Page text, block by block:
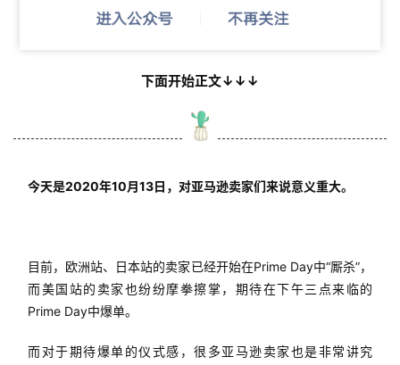
下面开始正文↓↓↓
今天是2020年10月13日，对亚马逊卖家们来说意义重大。
目前，欧洲站、日本站的卖家已经开始在Prime Day中“厮杀”，
而美国站的卖家也纷纷摩拳擦掌，期待在下午三点来临的
Prime Day中爆单。
而对于期待爆单的仪式感，很多亚马逊卖家也是非常讲究